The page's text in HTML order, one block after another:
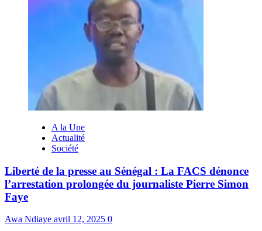
A la Une
Actualité
Société
Liberté de la presse au Sénégal : La FACS dénonce
l’arrestation prolongée du journaliste Pierre Simon
Faye
Awa Ndiaye avril 12, 2025 0